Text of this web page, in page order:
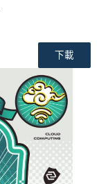
下載